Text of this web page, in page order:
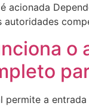
acionada
autoridades
o
permite a